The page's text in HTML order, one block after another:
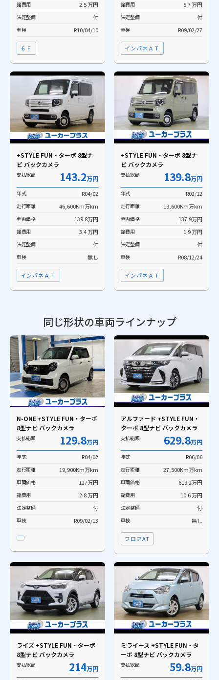
諸費用 2.5 万円
法定整備 付
車検 R10/04/10
６Ｆ
諸費用 5.7 万円
法定整備 付
車検 R09/02/27
インパネＡＴ
+STYLE FUN・ターボ 8型ナ
ビ バックカメラ
支払総額 143.2万円
年式 R04/02
走行距離 46,600Km万km
車両価格 139.8万円
諸費用 3.4 万円
法定整備 付
車検 無し
インパネＡＴ
+STYLE FUN・ターボ 8型ナ
ビ バックカメラ
支払総額 139.8万円
年式 R02/12
走行距離 19,600Km万km
車両価格 137.9万円
諸費用 1.9 万円
法定整備 付
車検 R08/12/24
インパネＡＴ
同じ形状の車両ラインナップ
N-ONE +STYLE FUN・ターボ
8型ナビ バックカメラ
支払総額 129.8万円
年式 R04/02
走行距離 19,900Km万km
車両価格 127万円
諸費用 2.8 万円
法定整備 付
車検 R09/02/13
アルファード +STYLE FUN・
ターボ 8型ナビ バックカメラ
支払総額 629.8万円
年式 R06/06
走行距離 27,500Km万km
車両価格 619.2万円
諸費用 10.6 万円
法定整備 付
車検 無し
フロアAT
ライズ +STYLE FUN・ターボ
8型ナビ バックカメラ
支払総額 214万円
ミライース +STYLE FUN・タ
ーボ 8型ナビ バックカメラ
支払総額 59.8万円